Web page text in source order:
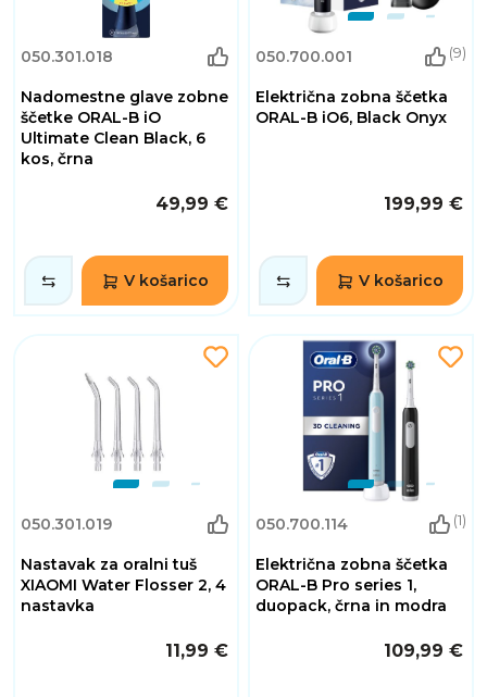
050.301.018
Nadomestne glave zobne
ščetke ORAL-B iO
Ultimate Clean Black, 6
kos, črna
49,99 €
V košarico
050.700.001 (9)
Električna zobna ščetka
ORAL-B iO6, Black Onyx
199,99 €
V košarico
050.301.019
Nastavak za oralni tuš
XIAOMI Water Flosser 2, 4
nastavka
11,99 €
050.700.114 (1)
Električna zobna ščetka
ORAL-B Pro series 1,
duopack, črna in modra
109,99 €